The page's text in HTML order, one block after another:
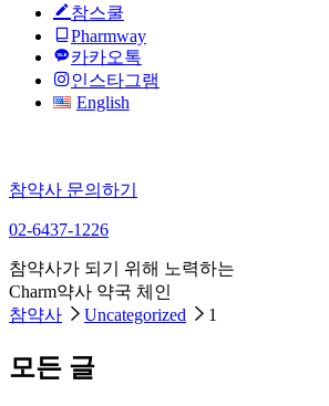
참스쿨
Pharmway
카카오톡
인스타그램
English
참약사 문의하기
02-6437-1226
참약사가 되기 위해 노력하는
Charm약사 약국 체인
참약사
Uncategorized 1
모든 글